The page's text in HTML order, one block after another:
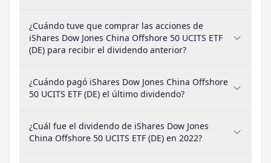
¿Cuándo tuve que comprar las acciones de
iShares Dow Jones China Offshore 50 UCITS ETF
(DE) para recibir el dividendo anterior?
¿Cuándo pagó iShares Dow Jones China Offshore
50 UCITS ETF (DE) el último dividendo?
¿Cuál fue el dividendo de iShares Dow Jones
China Offshore 50 UCITS ETF (DE) en 2022?